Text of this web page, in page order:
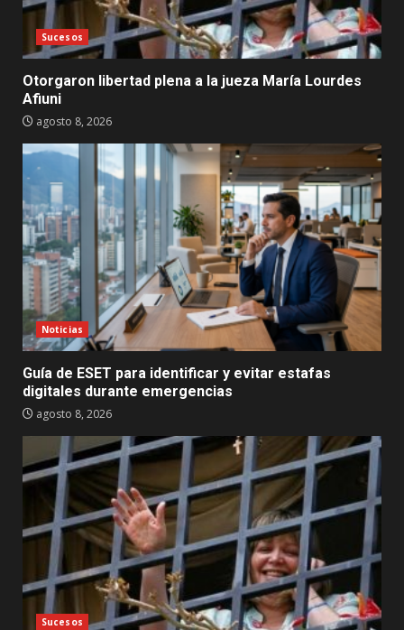
Sucesos
Otorgaron libertad plena a la jueza María Lourdes
Afiuni
agosto 8, 2026
Noticias
Guía de ESET para identificar y evitar estafas
digitales durante emergencias
agosto 8, 2026
Sucesos